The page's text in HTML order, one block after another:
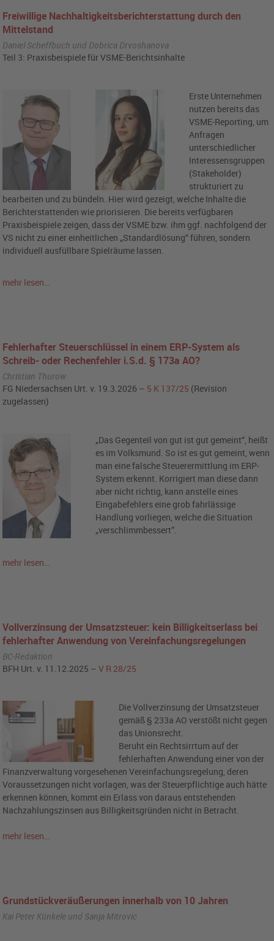
Freiwillige Nachhaltigkeitsberichterstattung durch den
Mittelstand
Daniel Scheffbuch und Dobrica Drvoshanova
Teil 3: Praxisbeispiele für VSME-Berichtsinhalte
Erste Unternehmen
nutzen bereits das
VSME-Reporting, um
Anfragen
unterschiedlicher
Interessensgruppen
(Stakeholder)
strukturiert zu
bearbeiten und zu bündeln. Hier wird gezeigt, welche Inhalte die
Berichterstattenden wie priorisieren. Die bereits verfügbaren
Praxisbeispiele zeigen, dass der VSME bzw. ihm ggf. nachfolgend der
VS nicht zu einer einheitlichen „Standardlösung“ führen, sondern
individuell ausfüllbare Spielräume lassen.
mehr lesen…
Fehlerhafter Steuerschlüssel in einem ERP-System als
Schreib- oder Rechenfehler i.S.d. § 173a AO?
Christian Thurow
FG Niedersachsen Urt. v. 19.3.2026 – 5 K 137/25 (Revision
zugelassen)
„Das Gegenteil von gut ist gut gemeint“, heißt
es im Volksmund. So ist es gut gemeint, wenn
man eine falsche Steuerermittlung im ERP-
System erkennt. Korrigiert man diese dann
aber nicht richtig, kann anstelle eines
Eingabefehlers eine grob fahrlässige
Handlung vorliegen, welche die Situation
„verschlimmbessert”.
mehr lesen…
Vollverzinsung der Umsatzsteuer: kein Billigkeitserlass bei
fehlerhafter Anwendung von Vereinfachungsregelungen
BC-Redaktion
BFH Urt. v. 11.12.2025 –V R 28/25
Die Vollverzinsung der Umsatzsteuer
gemäß § 233a AO verstößt nicht gegen
das Unionsrecht.
Beruht ein Rechtsirrtum auf der
fehlerhaften Anwendung einer von der
Finanzverwaltung vorgesehenen Vereinfachungsregelung, deren
Voraussetzungen nicht vorlagen, was der Steuerpflichtige auch hätte
erkennen können, kommt ein Erlass von daraus entstehenden
Nachzahlungszinsen aus Billigkeitsgründen nicht in Betracht.
mehr lesen…
Grundstückveräußerungen innerhalb von 10 Jahren
Kai Peter Künkele und Sanja Mitrovic